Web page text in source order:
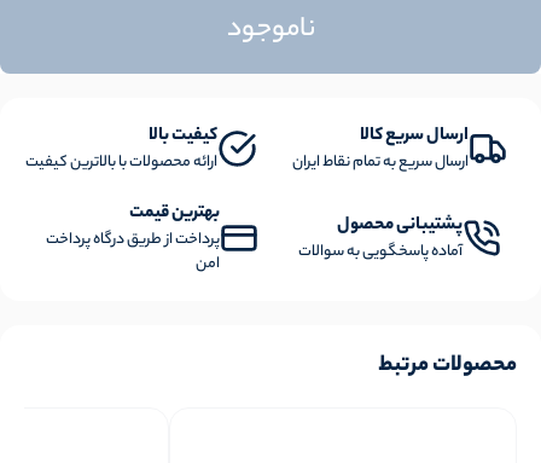
ناموجود
ارسال سریع کالا
ارسال سریع به تمام نقاط ایران
کیفیت بالا
ارائه محصولات با بالاترین کیفیت
پشتیبانی محصول
آماده پاسخگویی به سوالات
بهترین قیمت
پرداخت از طریق درگاه پرداخت
امن
محصولات مرتبط